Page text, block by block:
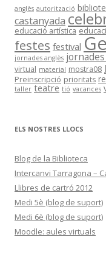
anglès autorització
castanyada
educació artística
festes festival
jornades anglès
virtual material mostra08
Preinscripció prioritats
taller teatre tió vacances
ELS NOSTRES LLOCS
Blog de la Biblioteca
Intercanvi Tarragona –
Llibres de cartró 2012
Medi 5è (blog de suport)
Medi 6è (blog de suport)
Moodle: aules virtuals